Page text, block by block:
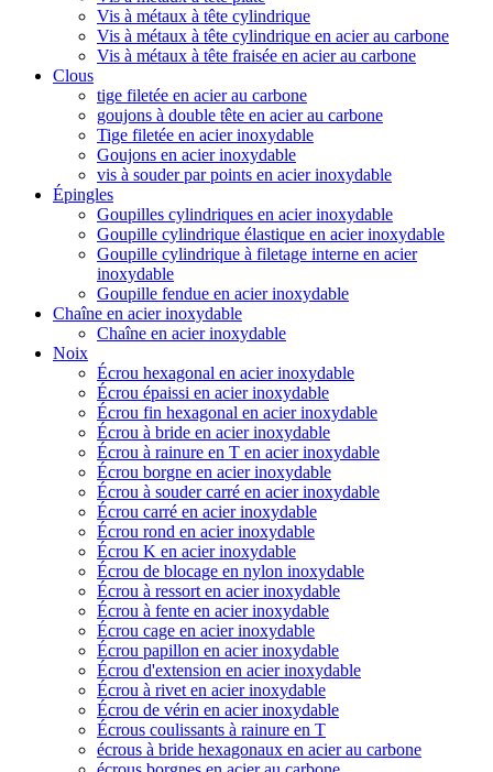
Vis à métaux à tête cylindrique
Vis à métaux à tête cylindrique en acier au carbone
Vis à métaux à tête fraisée en acier au carbone
Clous
tige filetée en acier au carbone
goujons à double tête en acier au carbone
Tige filetée en acier inoxydable
Goujons en acier inoxydable
vis à souder par points en acier inoxydable
Épingles
Goupilles cylindriques en acier inoxydable
Goupille cylindrique élastique en acier inoxydable
Goupille cylindrique à filetage interne en acier
inoxydable
Goupille fendue en acier inoxydable
Chaîne en acier inoxydable
Chaîne en acier inoxydable
Noix
Écrou hexagonal en acier inoxydable
Écrou épaissi en acier inoxydable
Écrou fin hexagonal en acier inoxydable
Écrou à bride en acier inoxydable
Écrou à rainure en T en acier inoxydable
Écrou borgne en acier inoxydable
Écrou à souder carré en acier inoxydable
Écrou carré en acier inoxydable
Écrou rond en acier inoxydable
Écrou K en acier inoxydable
Écrou de blocage en nylon inoxydable
Écrou à ressort en acier inoxydable
Écrou à fente en acier inoxydable
Écrou cage en acier inoxydable
Écrou papillon en acier inoxydable
Écrou d'extension en acier inoxydable
Écrou à rivet en acier inoxydable
Écrou de vérin en acier inoxydable
Écrous coulissants à rainure en T
écrous à bride hexagonaux en acier au carbone